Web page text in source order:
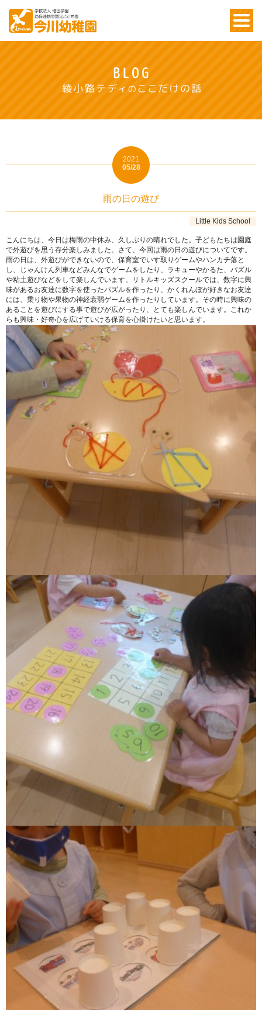
2021
05/28
Little Kids School
雨の日の遊び
こんにちは、今日は梅雨の中休み、久しぶりの晴れでした。子どもたちは園庭
で外遊びを思う存分楽しみました。さて、今回は雨の日の遊びについてです。
雨の日は、外遊びができないので、保育室でいす取りゲームやハンカチ落と
し、じゃんけん列車などみんなでゲームをしたり、ラキューやかるた、パズル
や粘土遊びなどをして楽しんでいます。リトルキッズスクールでは、数字に興
味があるお友達に数字を使ったパズルを作ったり、かくれんぼが好きなお友達
には、乗り物や果物の神経衰弱ゲームを作ったりしています。その時に興味の
あることを遊びにする事で遊びが広がったり、とても楽しんでいます。これか
らも興味・好奇心を広げていける保育を心掛けたいと思います。